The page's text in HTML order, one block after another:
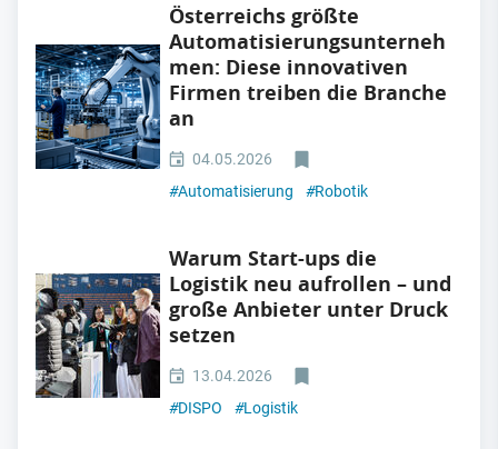
Österreichs größte
Automatisierungsunterneh
men: Diese innovativen
Firmen treiben die Branche
an
04.05.2026
#Automatisierung #Robotik
Warum Start-ups die
Logistik neu aufrollen – und
große Anbieter unter Druck
setzen
13.04.2026
#DISPO #Logistik